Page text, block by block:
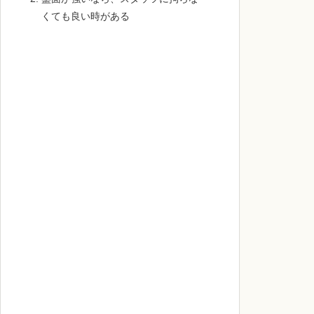
くても良い時がある